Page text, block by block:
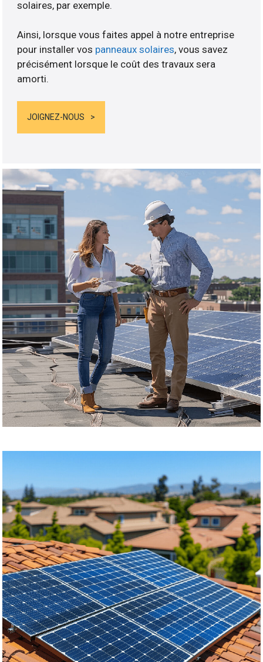
solaires, par exemple.
Ainsi, lorsque vous faites appel à notre entreprise
pour installer vos panneaux solaires, vous savez
précisément lorsque le coût des travaux sera
amorti.
JOIGNEZ-NOUS